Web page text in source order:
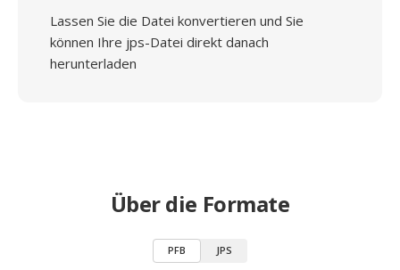
Lassen Sie die Datei konvertieren und Sie
können Ihre jps-Datei direkt danach
herunterladen
Über die Formate
PFB JPS